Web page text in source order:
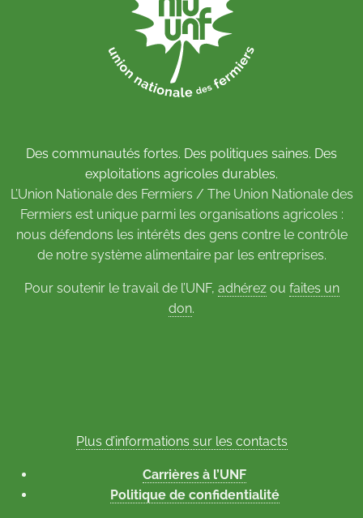
Des communautés fortes. Des politiques saines. Des
exploitations agricoles durables.
L’Union Nationale des Fermiers / The Union Nationale des
Fermiers est unique parmi les organisations agricoles :
nous défendons les intérêts des gens contre le contrôle
de notre système alimentaire par les entreprises.
Pour soutenir le travail de l’UNF, adhérezou faites un
don.
Plus d’informations sur les contacts
Carrières à l’UNF
Politique de confidentialité